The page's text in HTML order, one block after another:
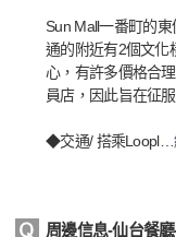
Sun Mall一番町的
通的附近有2個文化
心，有許多價格合
員店，因此旨在征
◆交通/ 搭乘Loopl…
周邊信息-仙台餐